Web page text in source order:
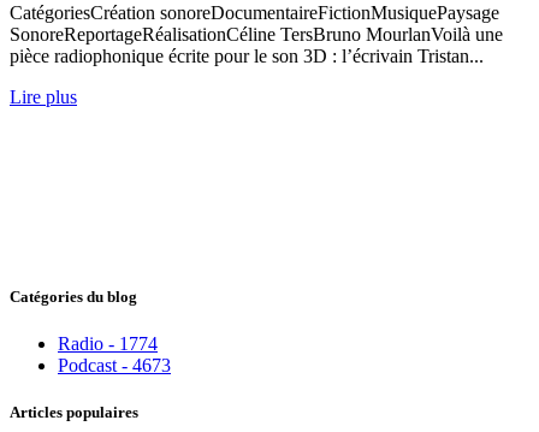
CatégoriesCréation sonoreDocumentaireFictionMusiquePaysage
SonoreReportageRéalisationCéline TersBruno MourlanVoilà une
pièce radiophonique écrite pour le son 3D : l’écrivain Tristan...
Lire plus
Catégories du blog
Radio - 1774
Podcast - 4673
Articles populaires